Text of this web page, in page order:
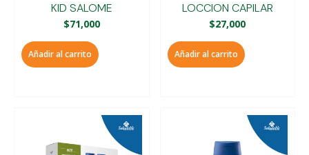
KID SALOME
$71,000
Añadir al carrito
LOCCION CAPILAR
$27,000
Añadir al carrito